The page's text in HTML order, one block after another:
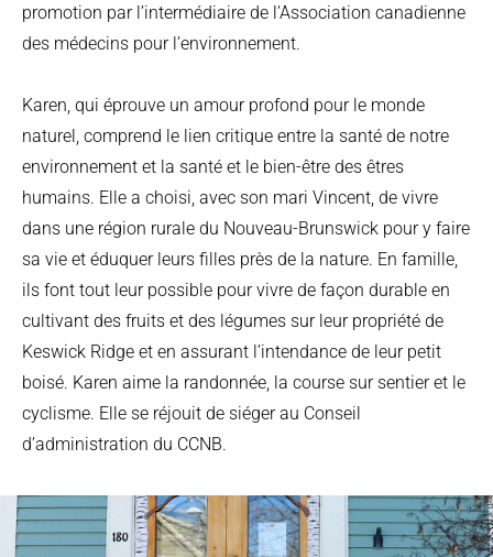
promotion par l’intermédiaire de l’Association canadienne
des médecins pour l’environnement.
Karen, qui éprouve un amour profond pour le monde
naturel, comprend le lien critique entre la santé de notre
environnement et la santé et le bien-être des êtres
humains. Elle a choisi, avec son mari Vincent, de vivre
dans une région rurale du Nouveau-Brunswick pour y faire
sa vie et éduquer leurs filles près de la nature. En famille,
ils font tout leur possible pour vivre de façon durable en
cultivant des fruits et des légumes sur leur propriété de
Keswick Ridge et en assurant l’intendance de leur petit
boisé. Karen aime la randonnée, la course sur sentier et le
cyclisme. Elle se réjouit de siéger au Conseil
d’administration du CCNB.